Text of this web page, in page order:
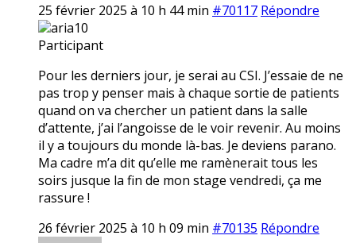
25 février 2025 à 10 h 44 min #70117 Répondre
aria10
Participant
Pour les derniers jour, je serai au CSI. J’essaie de ne
pas trop y penser mais à chaque sortie de patients
quand on va chercher un patient dans la salle
d’attente, j’ai l’angoisse de le voir revenir. Au moins
il y a toujours du monde là-bas. Je deviens parano.
Ma cadre m’a dit qu’elle me ramènerait tous les
soirs jusque la fin de mon stage vendredi, ça me
rassure !
26 février 2025 à 10 h 09 min #70135 Répondre